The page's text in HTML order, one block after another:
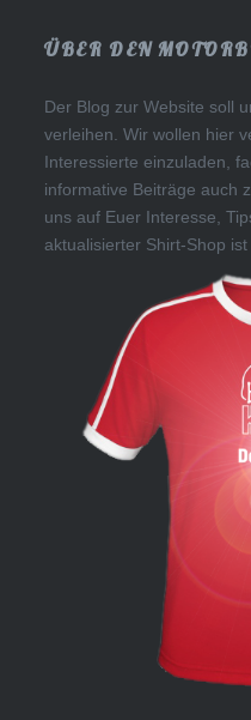
ÜBER DEN
Der Blog zur Website soll
verleihen. Wir wollen hier
Interessierte einzuladen,
informative Beiträge auch
uns auf Euer Interesse,
aktualisierter Shirt-Shop